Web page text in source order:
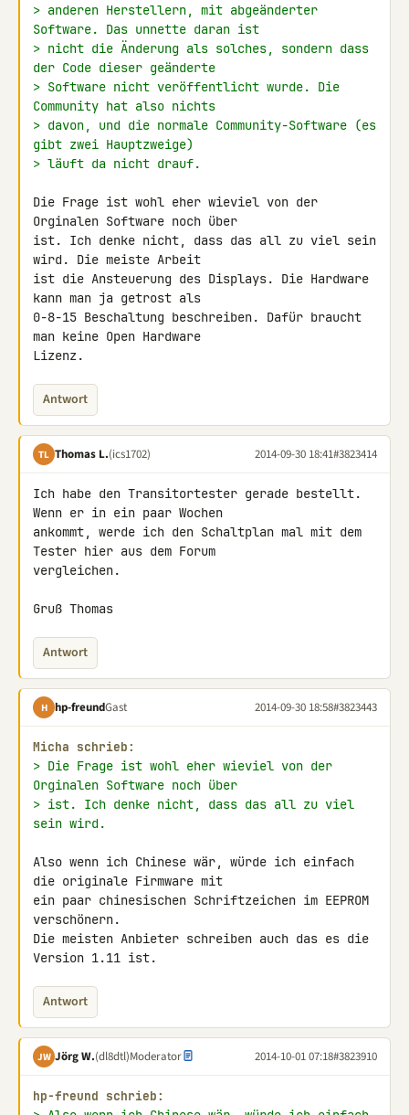
> anderen Herstellern, mit abgeänderter
Software. Das unnette daran ist
> nicht die Änderung als solches, sondern dass
der Code dieser geänderte
> Software nicht veröffentlicht wurde. Die
Community hat also nichts
> davon, und die normale Community-Software (es
gibt zwei Hauptzweige)
> läuft da nicht drauf.
Die Frage ist wohl eher wieviel von der
Orginalen Software noch über
ist. Ich denke nicht, dass das all zu viel sein
wird. Die meiste Arbeit
ist die Ansteuerung des Displays. Die Hardware
kann man ja getrost als
0-8-15 Beschaltung beschreiben. Dafür braucht
man keine Open Hardware
Lizenz.
Antwort
TL Thomas L.(ics1702) 2014-09-30 18:41#3823414
Ich habe den Transitortester gerade bestellt.
Wenn er in ein paar Wochen
ankommt, werde ich den Schaltplan mal mit dem
Tester hier aus dem Forum
vergleichen.
Gruß Thomas
Antwort
H hp-freundGast 2014-09-30 18:58#3823443
Micha schrieb:
> Die Frage ist wohl eher wieviel von der
Orginalen Software noch über
> ist. Ich denke nicht, dass das all zu viel
sein wird.
Also wenn ich Chinese wär, würde ich einfach
die originale Firmware mit
ein paar chinesischen Schriftzeichen im EEPROM
verschönern.
Die meisten Anbieter schreiben auch das es die
Version 1.11 ist.
Antwort
JW Jörg W.(dl8dtl)Moderator 2014-10-01 07:18#3823910
hp-freund schrieb: